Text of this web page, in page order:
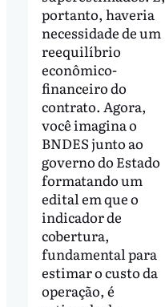
portanto, haveria
necessidade de um
reequilíbrio
econômico-
financeiro do
contrato. Agora,
você imagina o
BNDES junto ao
governo do Estado
formatando um
edital em que o
indicador de
cobertura,
fundamental para
estimar o custo da
operação, é